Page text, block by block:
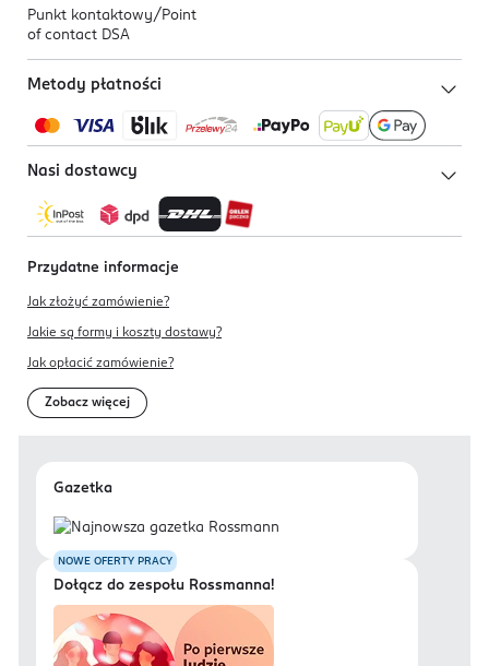
Punkt kontaktowy/ Point
of contact DSA
Metody płatności
Nasi dostawcy
Przydatne informacje
Jak złożyć zamówienie?
Jakie są formy i koszty dostawy?
Jak opłacić zamówienie?
Zobacz więcej
Gazetka
NOWE OFERTY PRACY
Dołącz do zespołu Rossmanna!